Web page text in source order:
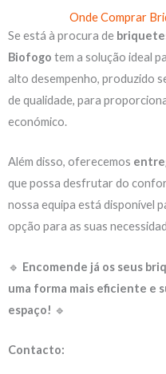
Onde Comprar
Se está à procura de
Biofogo tem a solução ideal
alto desempenho, produzido
de qualidade, para
económico.
Além disso, oferecemos
que possa desfrutar do
nossa equipa está disponível
opção para as suas
🔹 Encomende já os seus
uma forma mais eficiente e
espaço! 🔹
Contacto: